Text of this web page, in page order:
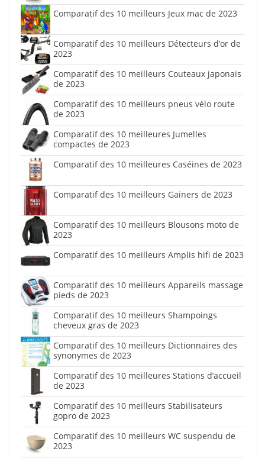
Comparatif des 10 meilleurs Jeux mac de 2023
Comparatif des 10 meilleurs Détecteurs d’or de
2023
Comparatif des 10 meilleurs Couteaux japonais
de 2023
Comparatif des 10 meilleurs pneus vélo route
de 2023
Comparatif des 10 meilleures Jumelles
compactes de 2023
Comparatif des 10 meilleures Caséines de 2023
Comparatif des 10 meilleurs Gainers de 2023
Comparatif des 10 meilleurs Blousons moto de
2023
Comparatif des 10 meilleurs Amplis hifi de 2023
Comparatif des 10 meilleurs Appareils massage
pieds de 2023
Comparatif des 10 meilleurs Shampoings
cheveux gras de 2023
Comparatif des 10 meilleurs Dictionnaires des
synonymes de 2023
Comparatif des 10 meilleures Stations d’accueil
de 2023
Comparatif des 10 meilleurs Stabilisateurs
gopro de 2023
Comparatif des 10 meilleurs WC suspendu de
2023